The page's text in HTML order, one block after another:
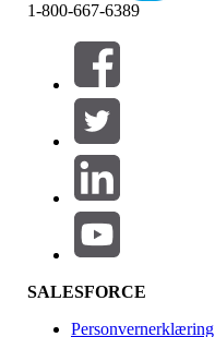
Filtrer etter (0)
VELG FILTRE
Produktområde
Funksjonsinnvirkning
1-800-667-6389
SALESFORCE
Personvernerklæring